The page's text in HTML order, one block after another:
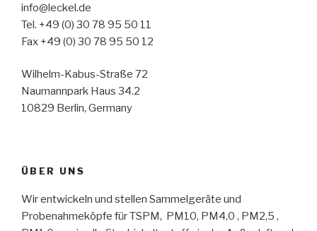
info@leckel.de
Tel. +49 (0) 30 78 95 50 11
Fax +49 (0) 30 78 95 50 12
Wilhelm-Kabus-Straße 72
Naumannpark Haus 34.2
10829 Berlin, Germany
ÜBER UNS
Wir entwickeln und stellen Sammelgeräte und
Probenahmeköpfe für TSPM, PM10, PM4,0 , PM2,5 ,